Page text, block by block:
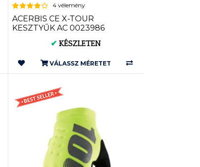
4 vélemény
ACERBIS CE X-TOUR
KESZTYŰK AC 0023986
✔ KÉSZLETEN
VÁLASSZ MÉRETET